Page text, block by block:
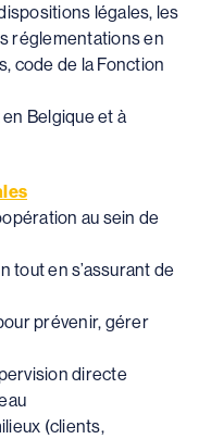
légales, les
réglementations en
code de la Fonction
Belgique et à
au sein de
tout en s’assurant de
prévenir, gérer
directe
(clients,